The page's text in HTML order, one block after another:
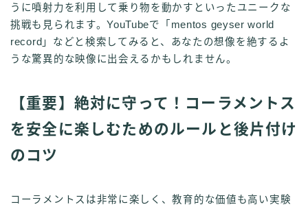
うに噴射力を利用して乗り物を動かすといったユニークな
挑戦も見られます。YouTubeで「mentos geyser world
record」などと検索してみると、あなたの想像を絶するよ
うな驚異的な映像に出会えるかもしれません。
【重要】絶対に守って！コーラメントス
を安全に楽しむためのルールと後片付け
のコツ
コーラメントスは非常に楽しく、教育的な価値も高い実験